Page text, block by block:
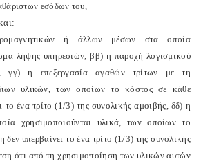
εσόδων του,
ή άλλων μέσων στα οποία
λήψης υπηρεσιών, ββ) η παροχή λογισμικού
γγ) η επεξεργασία αγαθών τρίτων με τη
υλικών, των οποίων το κόστος σε κάθε
το ένα τρίτο (1/3) της συνολικής αμοιβής, δδ) η
χρησιμοποιούνται υλικά, των οποίων το
υπερβαίνει το ένα τρίτο (1/3) της συνολικής
ότι από τη χρησιμοποίηση των υλικών αυτών